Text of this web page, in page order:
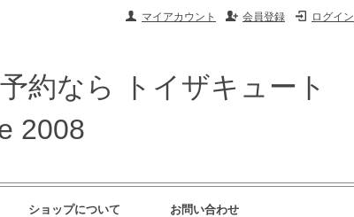
ログイン
会員登録
マイアカウント
約なら トイザキュート
2008
ショップについて お問い合わせ